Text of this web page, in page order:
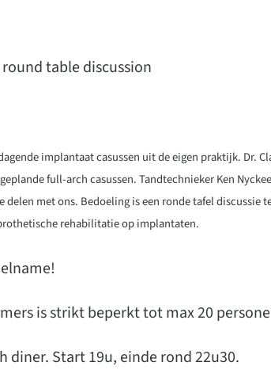
round table discussion
implantaat casussen uit de eigen praktijk. Dr.
full-arch casussen. Tandtechnieker Ken
met ons. Bedoeling is een ronde tafel discussie
rehabilitatie op implantaten.
is strikt beperkt tot max 20
diner. Start 19u, einde rond 22u30.